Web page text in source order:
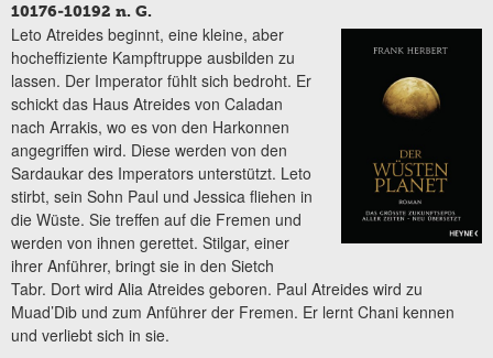
10176-10192 n. G.
Leto Atreides beginnt, eine kleine, aber
hocheffiziente Kampftruppe ausbilden zu
lassen. Der Imperator fühlt sich bedroht. Er
schickt das Haus Atreides von Caladan
nach Arrakis, wo es von den Harkonnen
angegriffen wird. Diese werden von den
Sardaukar des Imperators unterstützt. Leto
stirbt, sein Sohn Paul und Jessica fliehen in
die Wüste. Sie treffen auf die Fremen und
werden von ihnen gerettet. Stilgar, einer
ihrer Anführer, bringt sie in den Sietch
Tabr. Dort wird Alia Atreides geboren. Paul Atreides wird zu
Muad’Dib und zum Anführer der Fremen. Er lernt Chani kennen
und verliebt sich in sie.